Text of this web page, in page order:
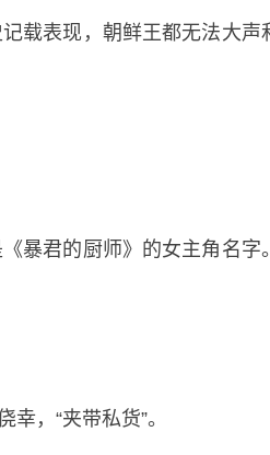
载表现，朝鲜王都无法大
暴君的厨师》的女主角名
，“夹带私货”。